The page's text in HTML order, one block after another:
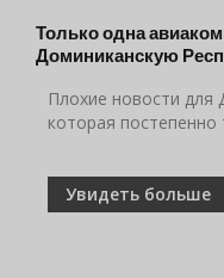
Только одна
Доминиканскую
Плохие новости для
которая
Увидеть больше